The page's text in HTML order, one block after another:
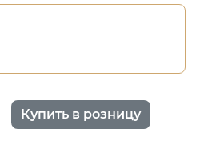
Купить в розницу